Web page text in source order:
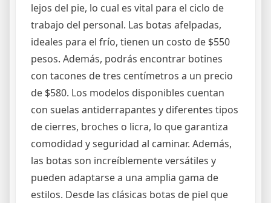
lejos del pie, lo cual es vital para el ciclo de
trabajo del personal. Las botas afelpadas,
ideales para el frío, tienen un costo de $550
pesos. Además, podrás encontrar botines
con tacones de tres centímetros a un precio
de $580. Los modelos disponibles cuentan
con suelas antiderrapantes y diferentes tipos
de cierres, broches o licra, lo que garantiza
comodidad y seguridad al caminar. Además,
las botas son increíblemente versátiles y
pueden adaptarse a una amplia gama de
estilos. Desde las clásicas botas de piel que